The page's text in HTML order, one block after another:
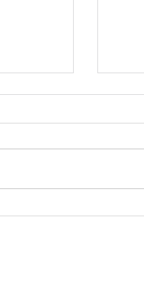
Voici ce